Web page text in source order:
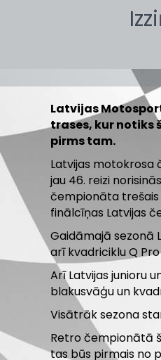
Latvijas
trases, kur notiks
pirms tam.
Latvijas motokrosa
jau 46. reizi
čempionāta trešais
finālcīņas Latvijas
Gaidāmajā sezonā
arī kvadriciklu Q
Arī Latvijas junioru
blakusvāģu un
Visātrāk sezona
Retro čempionātā
tas būs pirmais no